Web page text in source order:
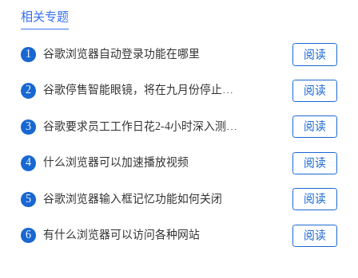
相关专题
1 谷歌浏览器自动登录功能在哪里 阅读
2 谷歌停售智能眼镜，将在九月份停止相关功能支持 阅读
3 阅读
4 什么浏览器可以加速播放视频 阅读
5 谷歌浏览器输入框记忆功能如何关闭 阅读
6 有什么浏览器可以访问各种网站 阅读